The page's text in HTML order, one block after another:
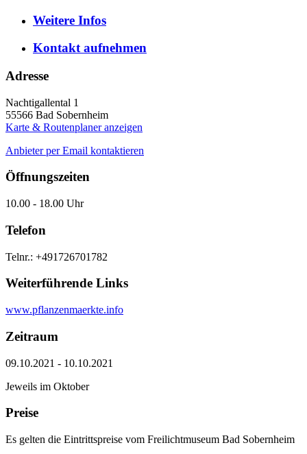
Weitere Infos
Kontaktaufnehmen
Adresse
Nachtigallental 1
55566 Bad Sobernheim
Karte & Routenplaner anzeigen
Anbieter per Email kontaktieren
Öffnungszeiten
10.00 - 18.00 Uhr
Telefon
Telnr.: +491726701782
Weiterführende Links
www.pflanzenmaerkte.info
Zeitraum
09.10.2021 - 10.10.2021
Jeweils im Oktober
Preise
Es gelten die Eintrittspreise vom Freilichtmuseum Bad Sobernheim